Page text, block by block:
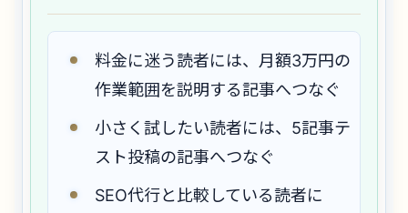
料金に迷う読者には、月額3万円の
作業範囲を説明する記事へつなぐ
小さく試したい読者には、5記事テ
スト投稿の記事へつなぐ
SEO代行と比較している読者に